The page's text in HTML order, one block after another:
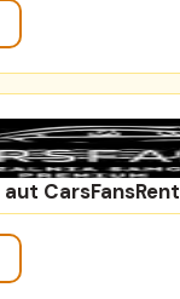
CarsFansRent